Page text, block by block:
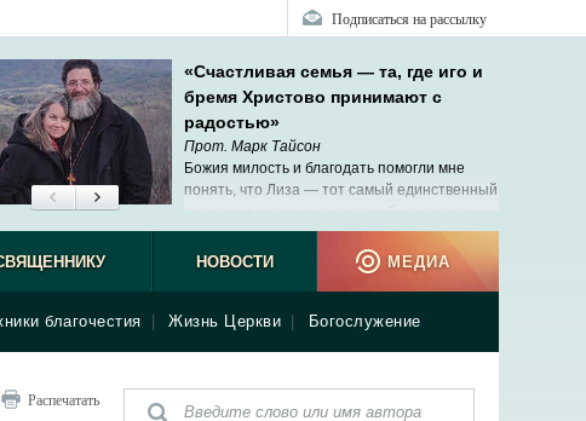
Подписаться на рассылку
«Счастливая семья — та, где иго и
бремя Христово принимают с
радостью»
Прот. Марк Тайсон
Божия милость и благодать помогли мне
понять, что Лиза — тот самый единственный
благочестия Жизнь Церкви Богослужение
НОВОСТИ МЕДИА
Распечатать